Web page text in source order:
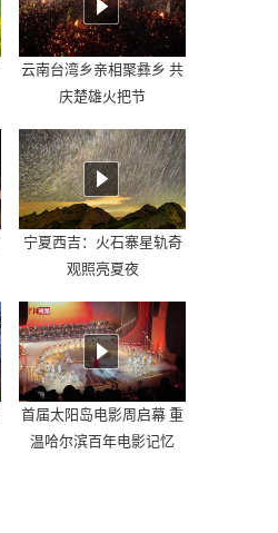
云南台湾乡亲相聚彝乡 共
庆楚雄火把节
宁夏西吉：火石寨星轨奇
观照亮夏夜
首届太阳岛电影周启幕 重
温哈尔滨百年电影记忆